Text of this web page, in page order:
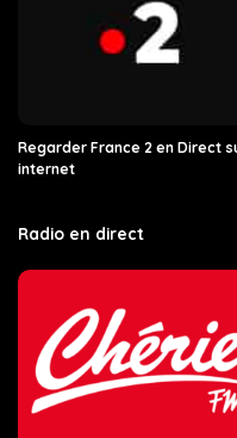
Regarder France 2 en Direct
internet
Radio en direct